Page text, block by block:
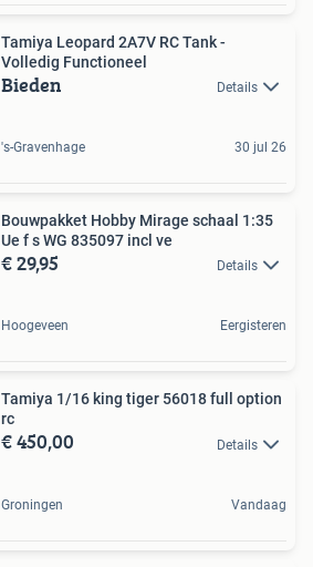
Tamiya Leopard 2A7V RC Tank -
Volledig Functioneel
Bieden Details
's-Gravenhage 30 jul 26
Bouwpakket Hobby Mirage schaal 1:35
Ue f s WG 835097 incl ve
€ 29,95 Details
Hoogeveen Eergisteren
Tamiya 1/16 king tiger 56018 full option
rc
€ 450,00 Details
Groningen Vandaag